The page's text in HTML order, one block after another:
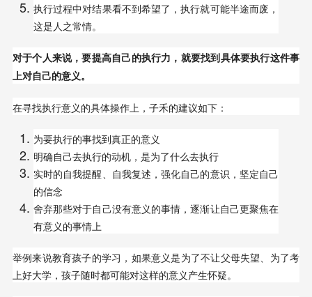
执行过程中对结果看不到希望了，执行就可能半途而废，
这是人之常情。
对于个人来说，要提高自己的执行力，就要找到具体要执行这件事
上对自己的意义。
在寻找执行意义的具体操作上，子禾的建议如下：
为要执行的事找到真正的意义
明确自己去执行的动机，是为了什么去执行
实时的自我提醒、自我复述，强化自己的意识，坚定自己
的信念
舍弃那些对于自己没有意义的事情，逐渐让自己更聚焦在
有意义的事情上
举例来说教育孩子的学习，如果意义是为了不让父母失望、为了考
上好大学，孩子随时都可能对这样的意义产生怀疑。